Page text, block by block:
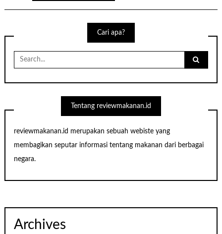
Cari apa?
Search
for:
Tentang reviewmakanan.id
reviewmakanan.id merupakan sebuah webiste yang
membagikan seputar informasi tentang makanan dari berbagai
negara.
Archives